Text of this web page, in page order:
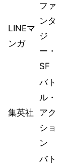
LINEマ
ンガ
ファ
ンタ
ジ
ー・
SF
集英社
バト
ル・
アク
ショ
ン
バト